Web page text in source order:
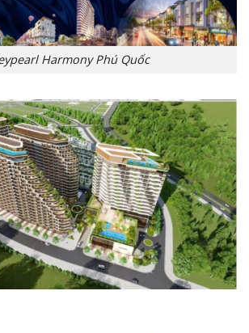
Harmony Phú Quốc